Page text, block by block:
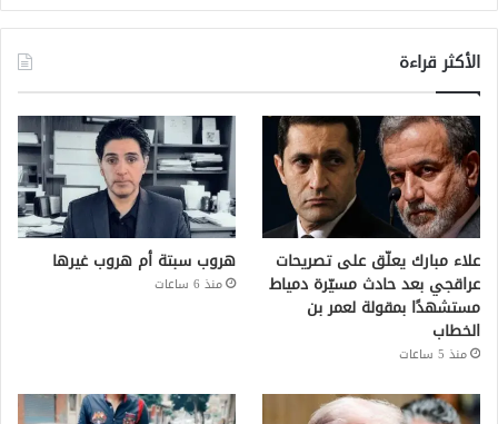
الأكثر قراءة
علاء مبارك يعلّق على تصريحات
عراقجي بعد حادث مسيّرة دمياط
مستشهدًا بمقولة لعمر بن
الخطاب
منذ 5 ساعات
هروب سبتة أم هروب غيرها
منذ 6 ساعات